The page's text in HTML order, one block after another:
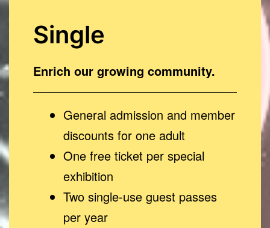
Single
Enrich our growing community.
General admission and member
discounts for one adult
One free ticket per special
exhibition
Two single-use guest passes
per year